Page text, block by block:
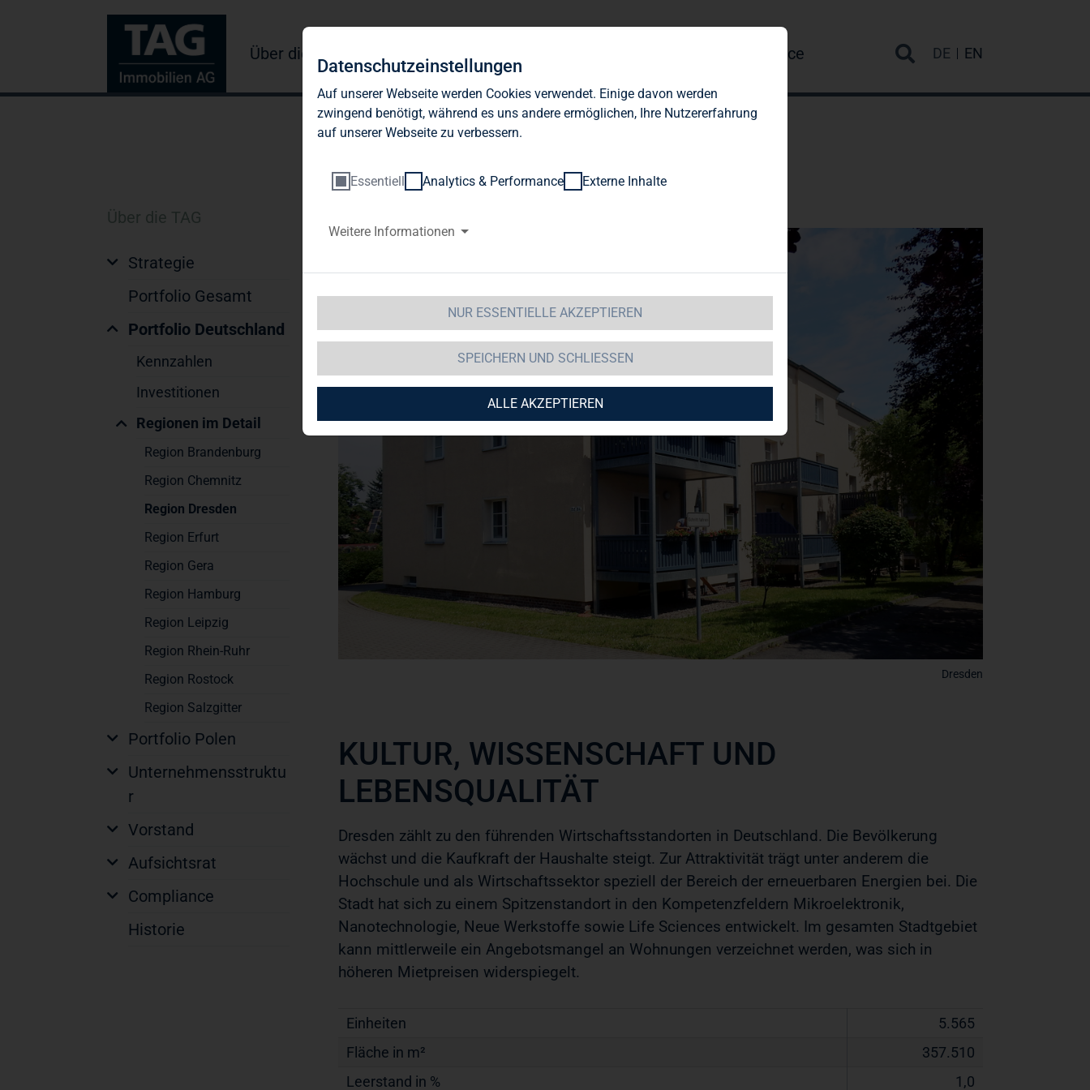
Über die TAG Investor Relations Service DE EN
Über die TAG
Strategie
Portfolio Gesamt
Portfolio Deutschland
Kennzahlen
Investitionen
Regionen im Detail
Region Brandenburg
Region Chemnitz
Region Dresden
Region Erfurt
Region Gera
Region Hamburg
Region Leipzig
Region Rhein-Ruhr
Region Rostock
Region Salzgitter
Portfolio Polen
Unternehmensstruktu
r
Vorstand
Aufsichtsrat
Compliance
Historie
Dresden
KULTUR, WISSENSCHAFT UND
LEBENSQUALITÄT
Dresden zählt zu den führenden Wirtschaftsstandorten in Deutschland. Die Bevölkerung
wächst und die Kaufkraft der Haushalte steigt. Zur Attraktivität trägt unter anderem die
Hochschule und als Wirtschaftssektor speziell der Bereich der erneuerbaren Energien bei. Die
Stadt hat sich zu einem Spitzenstandort in den Kompetenzfeldern Mikroelektronik,
Nanotechnologie, Neue Werkstoffe sowie Life Sciences entwickelt. Im gesamten Stadtgebiet
kann mittlerweile ein Angebotsmangel an Wohnungen verzeichnet werden, was sich in
höheren Mietpreisen widerspiegelt.
Einheiten
5.565
Fläche in m²
357.510
Leerstand in %
1,0
Datenschutzeinstellungen
Auf unserer Webseite werden Cookies verwendet. Einige davon werden
zwingend benötigt, während es uns andere ermöglichen, Ihre Nutzererfahrung
auf unserer Webseite zu verbessern.
Essentiell Analytics & Performance Externe Inhalte
Weitere Informationen
NUR ESSENTIELLE AKZEPTIEREN
SPEICHERN UND SCHLIESSEN
ALLE AKZEPTIEREN